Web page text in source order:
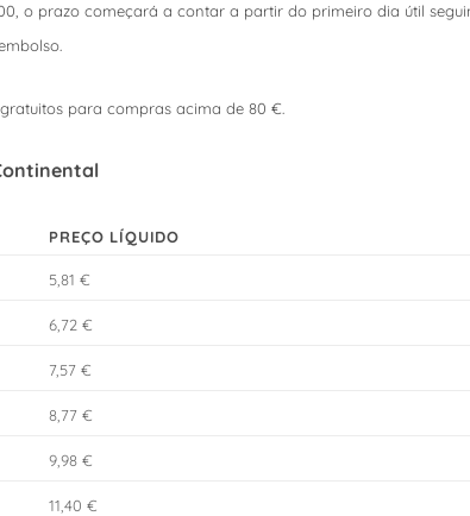
o prazo começará a contar a partir do primeiro dia útil
para compras acima de 80 €.
PREÇO LÍQUIDO
5,81 €
6,72 €
7,57 €
8,77 €
9,98 €
11,40 €